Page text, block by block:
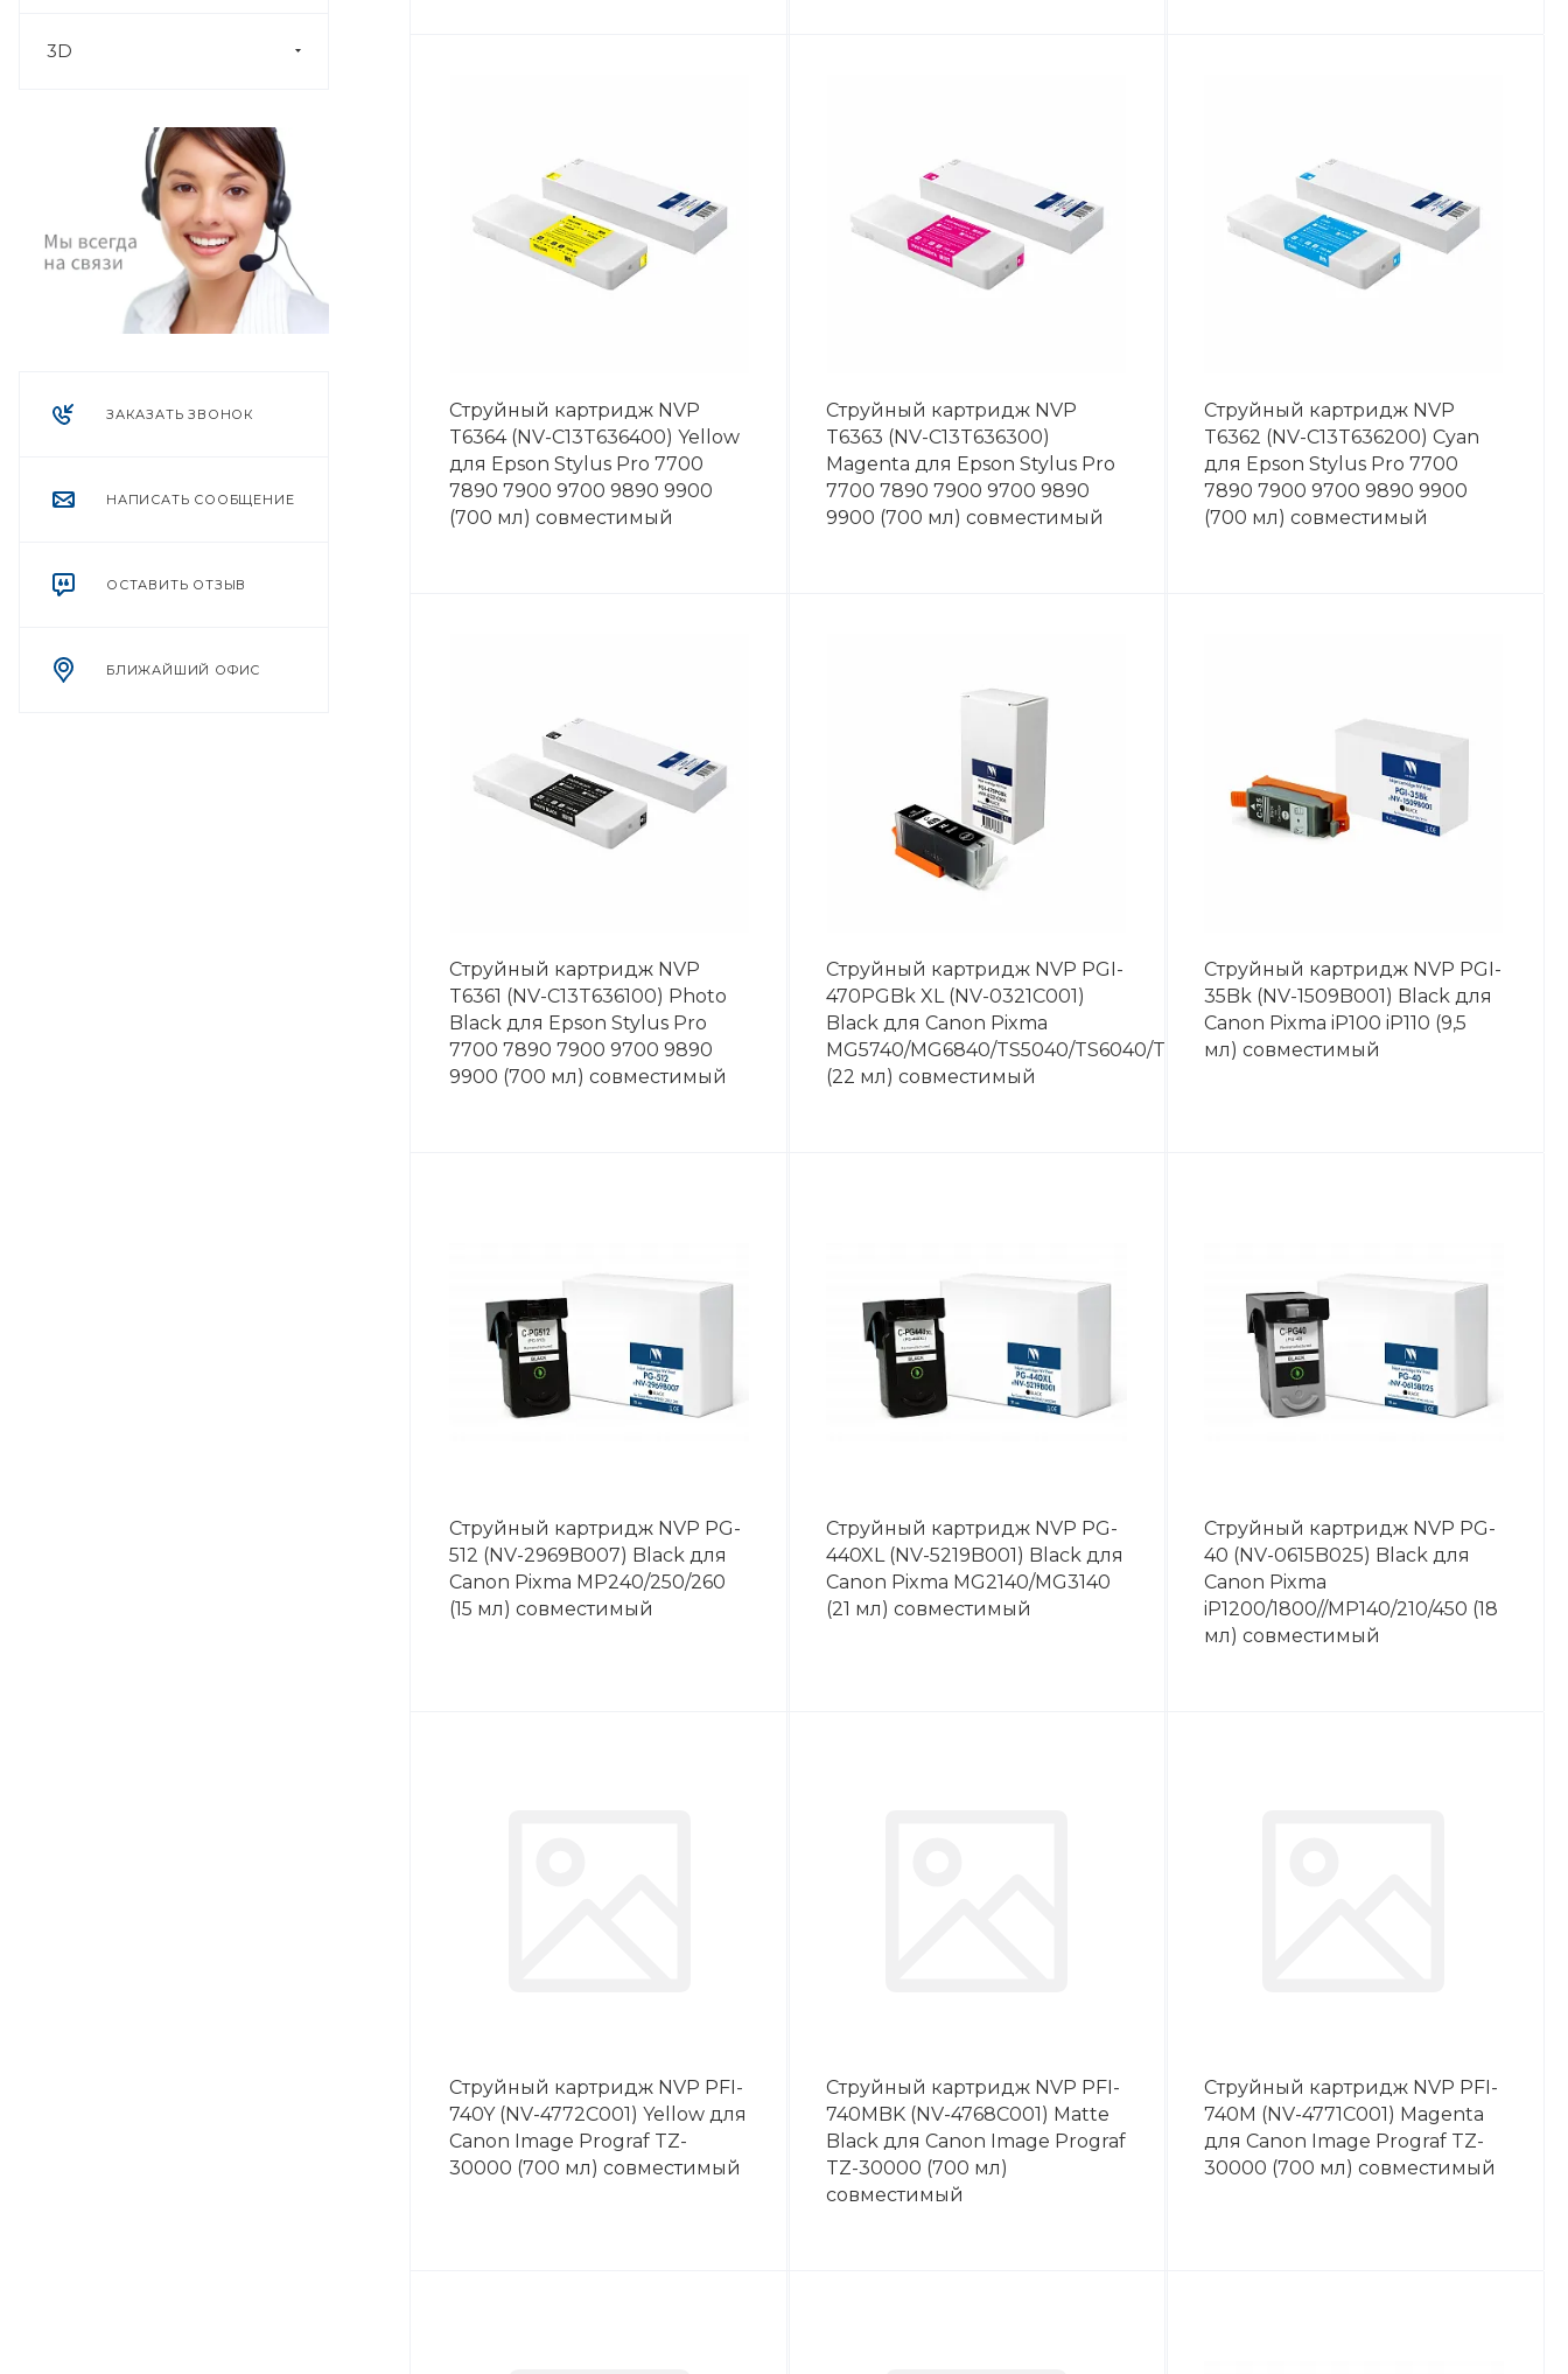
3D
ЗАКАЗАТЬ ЗВОНОК
НАПИСАТЬ СООБЩЕНИЕ
ОСТАВИТЬ ОТЗЫВ
БЛИЖАЙШИЙ ОФИС
Струйный картридж NVP
T6364 (NV-C13T636400) Yellow
для Epson Stylus Pro 7700
7890 7900 9700 9890 9900
(700 мл) совместимый
Струйный картридж NVP
T6363 (NV-C13T636300)
Magenta для Epson Stylus Pro
7700 7890 7900 9700 9890
9900 (700 мл) совместимый
Струйный картридж NVP
T6362 (NV-C13T636200) Cyan
для Epson Stylus Pro 7700
7890 7900 9700 9890 9900
(700 мл) совместимый
Струйный картридж NVP
T6361 (NV-C13T636100) Photo
Black для Epson Stylus Pro
7700 7890 7900 9700 9890
9900 (700 мл) совместимый
Струйный картридж NVP PGI-
470PGBk XL (NV-0321C001)
Black для Canon Pixma
MG5740/MG6840/TS5040/TS6040/TS8040
(22 мл) совместимый
Струйный картридж NVP PGI-
35Bk (NV-1509B001) Black для
Canon Pixma iP100 iP110 (9,5
мл) совместимый
Струйный картридж NVP PG-
512 (NV-2969B007) Black для
Canon Pixma MP240/250/260
(15 мл) совместимый
Струйный картридж NVP PG-
440XL (NV-5219B001) Black для
Canon Pixma MG2140/MG3140
(21 мл) совместимый
Струйный картридж NVP PG-
40 (NV-0615B025) Black для
Canon Pixma
iP1200/1800//MP140/210/450 (18
мл) совместимый
Струйный картридж NVP PFI-
740Y (NV-4772C001) Yellow для
Canon Image Prograf TZ-
30000 (700 мл) совместимый
Струйный картридж NVP PFI-
740MBK (NV-4768C001) Matte
Black для Canon Image Prograf
TZ-30000 (700 мл)
совместимый
Струйный картридж NVP PFI-
740M (NV-4771C001) Magenta
для Canon Image Prograf TZ-
30000 (700 мл) совместимый